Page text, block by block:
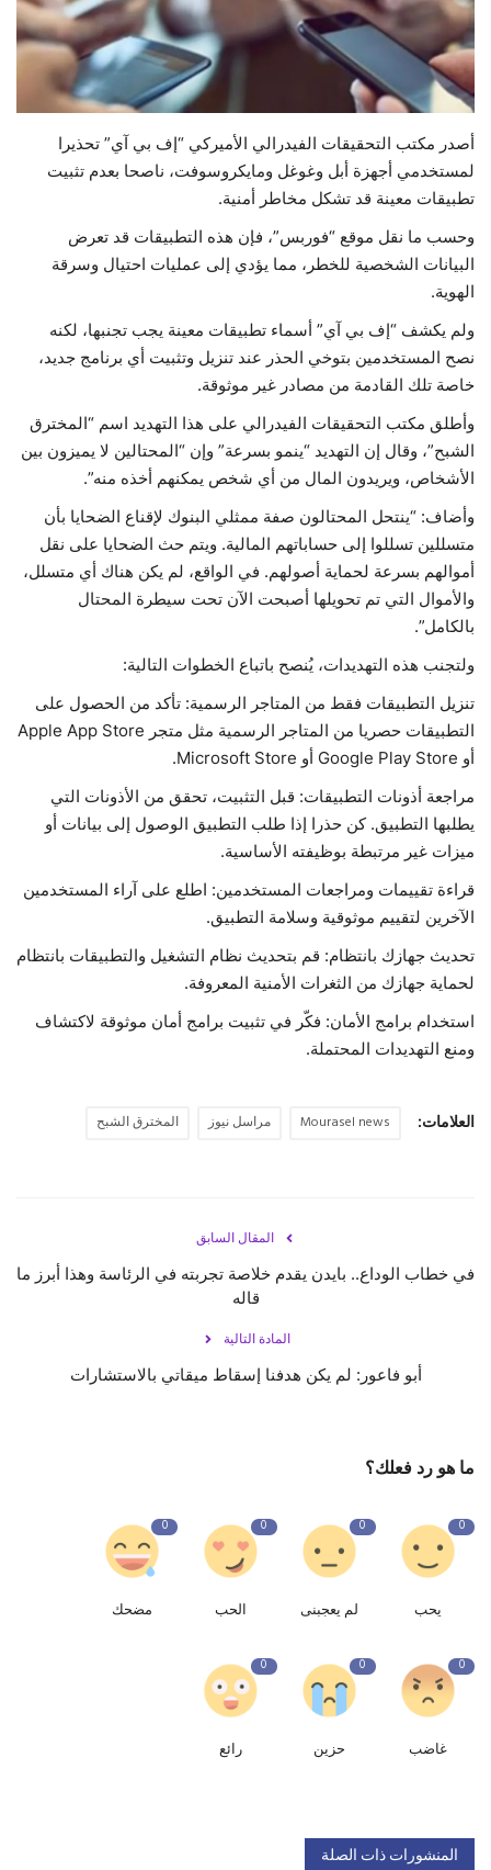
حياة
أصدر مكتب التحقيقات الفيدرالي الأميركي “إف بي آي” تحذيرا
لمستخدمي أجهزة أبل وغوغل ومايكروسوفت، ناصحا بعدم تثبيت
تطبيقات معينة قد تشكل مخاطر أمنية.
وحسب ما نقل موقع “فوربس”، فإن هذه التطبيقات قد تعرض
البيانات الشخصية للخطر، مما يؤدي إلى عمليات احتيال وسرقة
الهوية.
ولم يكشف “إف بي آي” أسماء تطبيقات معينة يجب تجنبها، لكنه
نصح المستخدمين بتوخي الحذر عند تنزيل وتثبيت أي برنامج جديد،
خاصة تلك القادمة من مصادر غير موثوقة.
وأطلق مكتب التحقيقات الفيدرالي على هذا التهديد اسم “المخترق
الشبح”، وقال إن التهديد “ينمو بسرعة” وإن “المحتالين لا يميزون بين
الأشخاص، ويريدون المال من أي شخص يمكنهم أخذه منه”.
وأضاف: “ينتحل المحتالون صفة ممثلي البنوك لإقناع الضحايا بأن
متسللين تسللوا إلى حساباتهم المالية. ويتم حث الضحايا على نقل
أموالهم بسرعة لحماية أصولهم. في الواقع، لم يكن هناك أي متسلل،
والأموال التي تم تحويلها أصبحت الآن تحت سيطرة المحتال
بالكامل”.
ولتجنب هذه التهديدات، يُنصح باتباع الخطوات التالية:
تنزيل التطبيقات فقط من المتاجر الرسمية: تأكد من الحصول على
التطبيقات حصريا من المتاجر الرسمية مثل متجر Apple App Store
أو Google Play Store أو Microsoft Store.
مراجعة أذونات التطبيقات: قبل التثبيت، تحقق من الأذونات التي
يطلبها التطبيق. كن حذرا إذا طلب التطبيق الوصول إلى بيانات أو
ميزات غير مرتبطة بوظيفته الأساسية.
قراءة تقييمات ومراجعات المستخدمين: اطلع على آراء المستخدمين
الآخرين لتقييم موثوقية وسلامة التطبيق.
تحديث جهازك بانتظام: قم بتحديث نظام التشغيل والتطبيقات بانتظام
لحماية جهازك من الثغرات الأمنية المعروفة.
استخدام برامج الأمان: فكّر في تثبيت برامج أمان موثوقة لاكتشاف
ومنع التهديدات المحتملة.
العلامات: Mourasel news مراسل نيوز المخترق الشبح
المقال السابق
في خطاب الوداع.. بايدن يقدم خلاصة تجربته في الرئاسة وهذا أبرز ما
قاله
المادة التالية
أبو فاعور: لم يكن هدفنا إسقاط ميقاتي بالاستشارات
ما هو رد فعلك؟
0
يحب
0
لم يعجبنى
0
الحب
0
مضحك
0
غاضب
0
حزين
0
رائع
المنشورات ذات الصلة